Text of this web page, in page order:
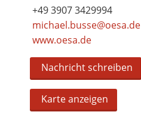
+49 3907 3429994
michael.busse@oesa.de
www.oesa.de
Nachricht schreiben
Karte anzeigen